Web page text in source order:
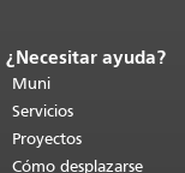
Fin del contenido de la
de esta página se repite
páginas.Volver al
contenido principal
¿Necesitar ayuda?
Muni
Servicios
Proyectos
Cómo desplazarse